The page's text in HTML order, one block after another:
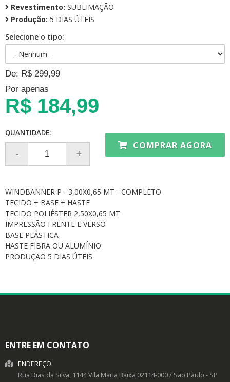
Revestimento: SUBLIMAÇÃO
Produção: 5 DIAS ÚTEIS
Selecione o tipo:
De: R$ 299,99
Por apenas
R$ 184,99
QUANTIDADE:
COMPRAR AGORA
WINDBANNER P - 3,00X0,65 MT - COMPLETO
TECIDO + BASE + HASTE
TECIDO POLIÉSTER 2,50X0,65 MT
IMPRESSÃO FRENTE E VERSO
BASE PLÁSTICA
HASTE FIBRA OU ALUMÍNIO
PRODUÇÃO 5 DIAS ÚTEIS
ENTRE EM CONTATO
ENDEREÇO
Rua Dias da Silva, 1144Vila Maria Baixa 02114-000/ São Paulo - SP